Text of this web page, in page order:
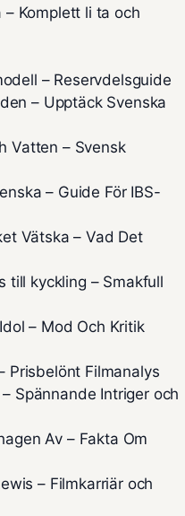
– Komplett li ta och
– Reservdelsguide
– Upptäck Svenska
Vatten – Svensk
– Guide För IBS-
Vätska – Vad Det
till kyckling – Smakfull
– Mod Och Kritik
Prisbelönt Filmanalys
Spännande Intriger och
Av – Fakta Om
– Filmkarriär och